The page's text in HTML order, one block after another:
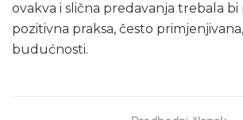
ovakva i slična predavanja trebala bi
pozitivna praksa, često
budućnosti.